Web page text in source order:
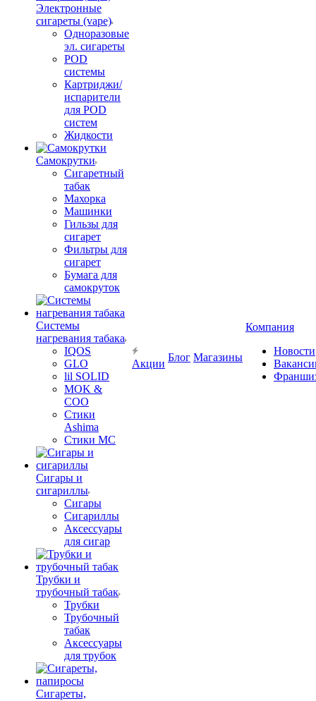
Электронные
сигареты (vape)
Одноразовые
эл. сигареты
POD
системы
Картриджи/
испарители
для POD
систем
Жидкости
Самокрутки
Сигаретный
табак
Махорка
Машинки
Гильзы для
сигарет
Фильтры для
сигарет
Бумага для
самокруток
Системы
нагревания табака
IQOS
GLO
lil SOLID
MOK &
COO
Стики
Ashima
Стики MC
Сигары и
сигариллы
Сигары
Сигариллы
Аксессуары
для сигар
Трубки и
трубочный табак
Трубки
Трубочный
табак
Аксессуары
для трубок
Сигареты,
Акции
Блог Магазины
Компания
Новости